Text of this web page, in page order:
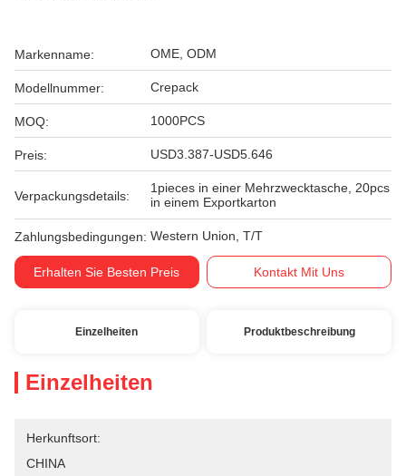
Markenname: OME, ODM
Modellnummer: Crepack
MOQ: 1000PCS
Preis: USD3.387-USD5.646
Verpackungsdetails:
1pieces in einer Mehrzwecktasche, 20pcs
in einem Exportkarton
Zahlungsbedingungen: Western Union, T/T
Erhalten Sie Besten Preis Kontakt Mit Uns
Einzelheiten Produktbeschreibung
Einzelheiten
Herkunftsort:
CHINA